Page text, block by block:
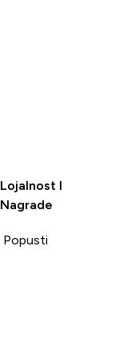
Lojalnost I
Nagrade
Popusti